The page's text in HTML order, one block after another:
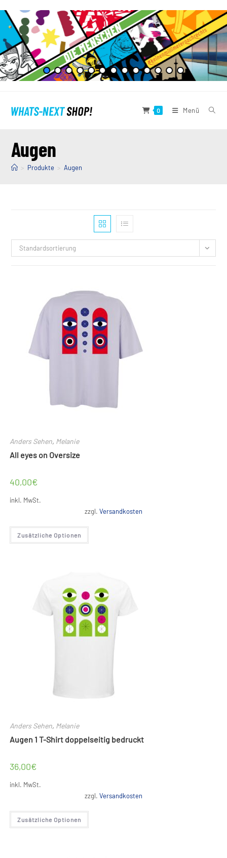
Inhalt
springen
0 Menü
Augen
> Produkte > Augen
Standardsortierung
Anders Sehen, Melanie
All eyes on Oversize
40,00€
inkl. MwSt.
zzgl. Versandkosten
Zusätzliche Optionen
Dieses
weist
können
auf
der
Produktseite
gewählt
werden
Anders Sehen, Melanie
Augen 1 T-Shirt doppelseitig bedruckt
36,00€
inkl. MwSt.
zzgl. Versandkosten
Zusätzliche Optionen
Dieses
weist